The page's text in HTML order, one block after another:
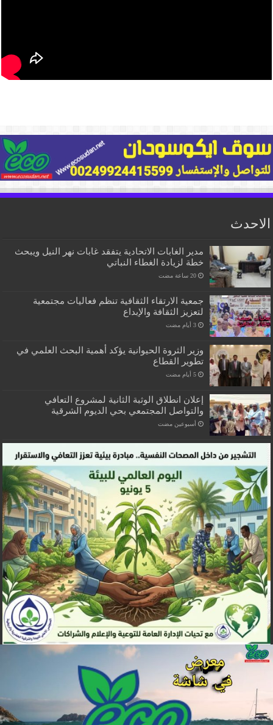
الاحدث
مدير الغابات الاتحادية يتفقد غابات نهر النيل ويبحث
خطة لزيادة الغطاء النباتي
جمعية الارتقاء الثقافية تنظم فعاليات مجتمعية
لتعزيز الثقافة والإبداع
وزير الثروة الحيوانية يؤكد أهمية البحث العلمي في
تطوير القطاع
إعلان انطلاق الوثبة الثانية لمشروع التعافي
والتواصل المجتمعي بحي الديوم الشرقية
‏أسبوعين مضت